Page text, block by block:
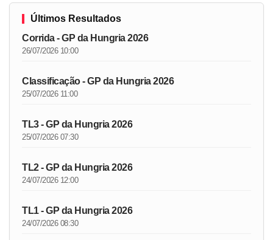
Últimos Resultados
Corrida - GP da Hungria 2026
26/07/2026 10:00
Classificação - GP da Hungria 2026
25/07/2026 11:00
TL3 - GP da Hungria 2026
25/07/2026 07:30
TL2 - GP da Hungria 2026
24/07/2026 12:00
TL1 - GP da Hungria 2026
24/07/2026 08:30